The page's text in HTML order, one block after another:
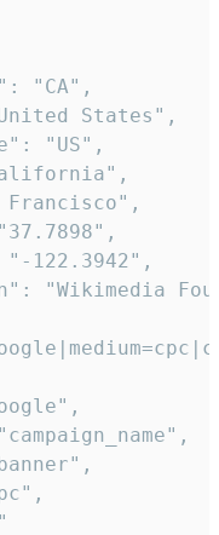
"CA",
States",
"US",
122.3942",
"Wikimedia